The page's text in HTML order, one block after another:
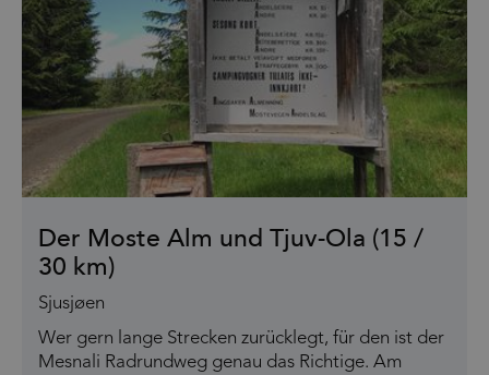
Der Moste Alm und Tjuv-Ola (15 /
30 km)
Sjusjøen
Wer gern lange Strecken zurücklegt, für den ist der
Mesnali Radrundweg genau das Richtige. Am